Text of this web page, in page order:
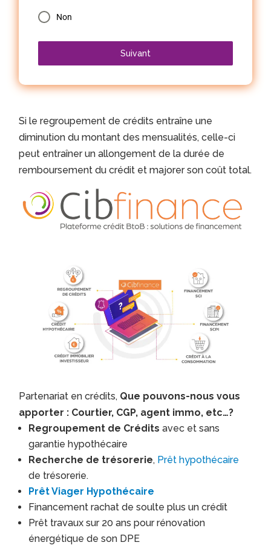
Non
Suivant
Si le regroupement de crédits entraîne une
diminution du montant des mensualités, celle-ci
peut entraîner un allongement de la durée de
remboursement du crédit et majorer son coût total.
Partenariat en crédits, Que pouvons-nous vous
apporter : Courtier, CGP, agent immo, etc…?
Regroupement de Créditsavec et sans
garantie hypothécaire
Recherche de trésorerie, Prêt hypothécaire
de trésorerie.
Prêt Viager Hypothécaire
Financement rachat de soulte plus un crédit
Prêt travaux sur 20 ans pour rénovation
énergétique de son DPE